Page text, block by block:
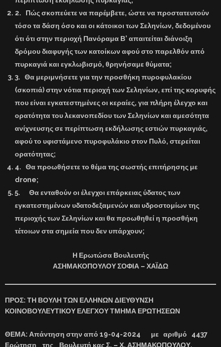
2. Πώς σκοπεύετε να παρέμβετε, ώστε να προστατευτούν
τόσο τα δάση όσο και οι κάτοικοι των Σεληνίων, δεδομένου
ότι ότι στην περιοχή Πανόραμα Β’ απαιτείται διάνοιξη
δρόμου διαφυγής των κατοίκων αφού στο παρελθόν από
πυρκαγιά και εγκλωβισμό, θρηνήσαμε θύματα;
3. Θα μεριμνήσετε για την προσθήκη πυροφυλακίου
(σκοπιά) στην νότια περιοχή των Σεληνίων, επί της κορυφής
που είναι εγκατεστημένες οι κεραίες, για πλήρη έλεγχο και
ορατότητα του λεκανοπεδίου των Σεληνίων και αμεσότητα
ανίχνευσης σε περίπτωση εκδήλωσης εστιών πυρκαγιάς,
αφού το υφιστάμενο πυροφυλάκιο στον Πυλό, στερείται
ορατότητας;
4. Θα προωθήσετε το θέμα της σωστής επιτήρησης με
drone;
5. Θα ενταθούν οι έλεγχοι επάρκειας ύδατος των
εγκατεστημένων υδατοδεξαμενών και υδροστομίων της
περιοχής των Σεληνίων και θα προωθηθεί η προσθήκη
τέτοιων στα σημεία που δεν υπάρχουν;
Η Ερωτώσα Βουλευτής
ΑΣΗΜΑΚΟΠΟΥΛΟΥ ΣΟΦΙΑ – ΧΑΪΔΩ
ΠΡΟΣ: ΤΗ ΒΟΥΛΗ ΤΩΝ ΕΛΛΗΝΩΝ ΔΙΕΥΘΥΝΣΗ
ΚΟΙΝΟΒΟΥΛΕΥΤΙΚΟΥ ΕΛΕΓΧΟΥ ΤΜΗΜΑ ΕΡΩΤΗΣΕΩΝ
ΘΕΜΑ: Απάντηση στην από 19-04-2024 με αριθμό 4437
Ερώτηση της Βουλευτή κας Σ. – Χ. ΑΣΗΜΑΚΟΠΟΥΛΟΥ.